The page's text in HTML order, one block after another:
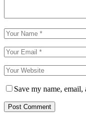
Save my name,